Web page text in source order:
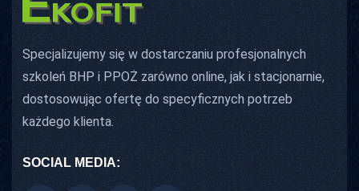
Specjalizujemy się w dostarczaniu profesjonalnych
szkoleń BHP i PPOŻ zarówno online, jak i stacjonarnie,
dostosowując ofertę do specyficznych potrzeb
każdego klienta.
SOCIAL MEDIA: